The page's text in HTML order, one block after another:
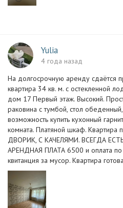
Yulia
4 года назад
На долгосрочную аренду
квартира 34 кв. м. с остекленной
дом 17 Первый этаж. Высокий.
раковина с тумбой, стол обеденный,
возможность купить кухонный
комната. Платяной шкаф.
ДВОРИК, С КАЧЕЛЯМИ. ВСЕГДА
АРЕНДНАЯ ПЛАТА 6500 и оплата по
квитанция за мусор. Квартира